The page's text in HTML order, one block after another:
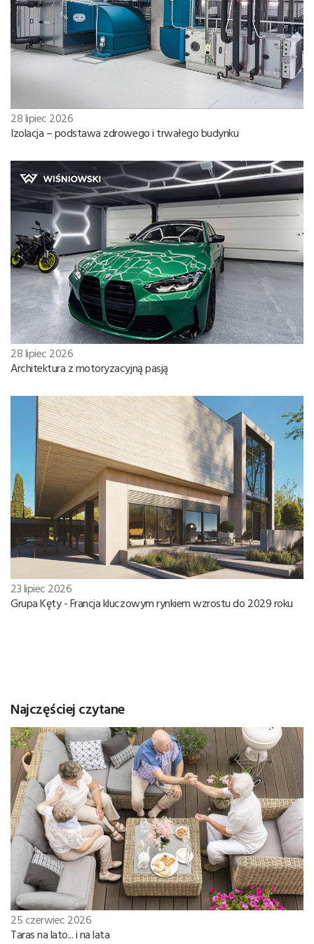
28 lipiec 2026
Izolacja – podstawa zdrowego i trwałego budynku
28 lipiec 2026
Architektura z motoryzacyjną pasją
23 lipiec 2026
Grupa Kęty - Francja kluczowym rynkiem wzrostu do 2029 roku
Najczęściej czytane
25 czerwiec 2026
Taras na lato... i na lata